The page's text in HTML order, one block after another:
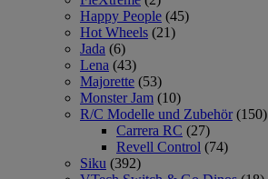
Happy People (45)
Hot Wheels (21)
Jada (6)
Lena (43)
Majorette (53)
Monster Jam (10)
R/C Modelle und Zubehör (150)
Carrera RC (27)
Revell Control (74)
Siku (392)